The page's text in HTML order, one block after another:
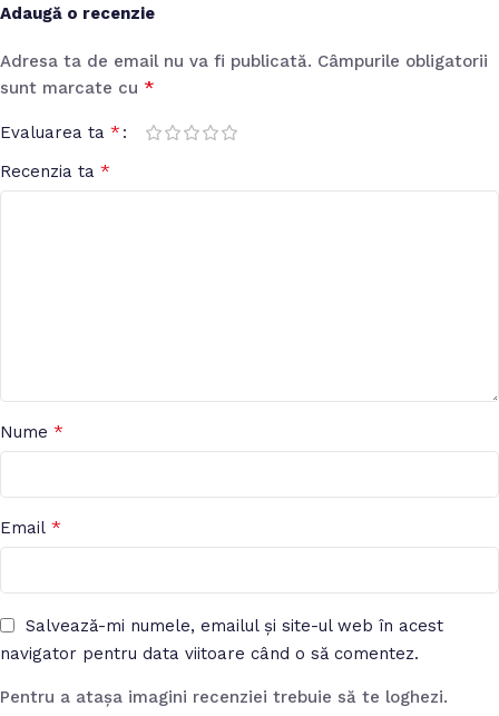
Adaugă o recenzie
Adresa ta de email nu va fi publicată. Câmpurile obligatorii
sunt marcate cu *
Evaluarea ta *
Recenzia ta *
Nume *
Email *
Salvează-mi numele, emailul și site-ul web în acest
navigator pentru data viitoare când o să comentez.
Pentru a atașa imagini recenziei trebuie să te loghezi.